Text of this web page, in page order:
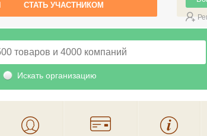
СТАТЬ УЧАСТНИКОМ
Искать организацию